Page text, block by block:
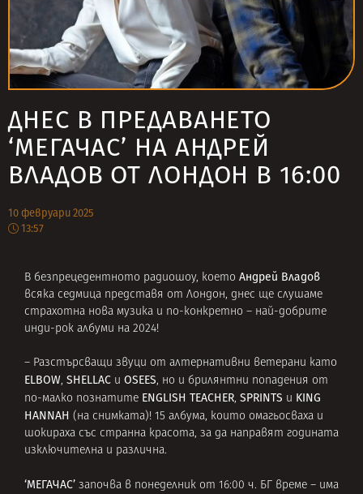
ДНЕС В ПРЕДАВАНЕТО
‘МЕГАЧАС’ НА АНДРЕЙ
ВЛАДОВ ОТ ЛОНДОН В 16:00
10 февруари 2025
13:57
В безпрецедентното радиошоу, което Андрей Владов
всяка седмица представя от Лондон, днес ще слушаме
страхотна нова музика и по-конкретно – най-добрите
инди-рок албуми на 2024!
– Разстърсващи звуци от алтернативни ветерани като
ELBOW, SHELLAC и OSEES, но и брилянтни попадения от
по-малко познатите ENGLISH TEACHER, SPRINTS и KING
HANNAH (на снимката)! 15 албума, които омагьосваха и
шокираха със странна красота, за да направят годината
изключителна и различна.
‘МЕГАЧАС’ започва в понеделник от 16:00 ч. БГ време – има